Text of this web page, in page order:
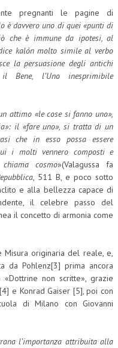
pregnanti le pagine di
è davvero uno di quei «punti di
che è immune da ipotesi, al
kalón molto simile al verbo
la persuasione degli antichi
Bene, l’Uno inesprimibile
attimo «le cose si fanno uno»,
il «fare uno», si tratta di un
che in esso possa essere
i molti vennero composti e
cosmo»(Valagussa fa
, 511 B, e poco sotto
e alla bellezza capace di
il celebre passo del
il concetto di armonia come
originaria del reale, e,
da Pohlenz[3] prima ancora
non scritte», grazie
e Konrad Gaiser [5], poi con
di Milano con Giovanni
l’importanza attribuita alla